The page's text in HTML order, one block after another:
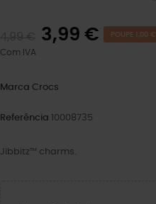
3,99 € POUPE 1,00 €
Com IVA
Marca Crocs
Referência 10008735
Jibbitz™ charms.